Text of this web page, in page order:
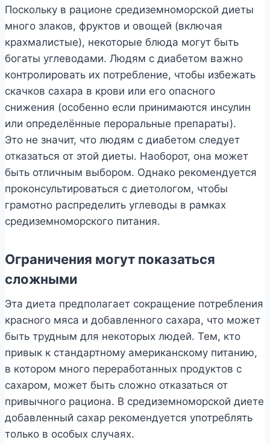
Поскольку в рационе средиземноморской диеты
много злаков, фруктов и овощей (включая
крахмалистые), некоторые блюда могут быть
богаты углеводами. Людям с диабетом важно
контролировать их потребление, чтобы избежать
скачков сахара в крови или его опасного
снижения (особенно если принимаются инсулин
или определённые пероральные препараты).
Это не значит, что людям с диабетом следует
отказаться от этой диеты. Наоборот, она может
быть отличным выбором. Однако рекомендуется
проконсультироваться с диетологом, чтобы
грамотно распределить углеводы в рамках
средиземноморского питания.
Ограничения могут показаться
сложными
Эта диета предполагает сокращение потребления
красного мяса и добавленного сахара, что может
быть трудным для некоторых людей. Тем, кто
привык к стандартному американскому питанию,
в котором много переработанных продуктов с
сахаром, может быть сложно отказаться от
привычного рациона. В средиземноморской диете
добавленный сахар рекомендуется употреблять
только в особых случаях.